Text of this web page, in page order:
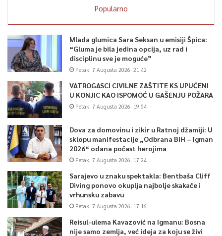
0
Article Rating
Popularno
Mlada glumica Sara Seksan u emisiji Špica:
“Gluma je bila jedina opcija, uz rad i
disciplinu sve je moguće”
Petak, 7 Augusta 2026, 21:42
VATROGASCI CIVILNE ZAŠTITE KS UPUĆENI
U KONJIC KAO ISPOMOĆ U GAŠENJU POŽARA
Petak, 7 Augusta 2026, 19:54
Dova za domovinu i zikir u Ratnoj džamiji: U
sklopu manifestacije „Odbrana BiH – Igman
2026“ odana počast herojima
Petak, 7 Augusta 2026, 17:24
Sarajevo u znaku spektakla: Bentbaša Cliff
Diving ponovo okuplja najbolje skakače i
vrhunsku zabavu
Petak, 7 Augusta 2026, 17:16
Reisul-ulema Kavazović na Igmanu: Bosna
nije samo zemlja, već ideja za koju se živi